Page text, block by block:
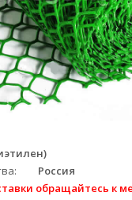
Россия
обращайтесь к